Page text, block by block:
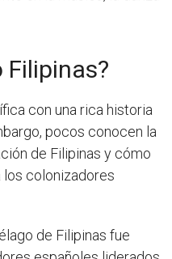
Filipinas?
con una rica historia
pocos conocen la
de Filipinas y cómo
colonizadores
de Filipinas fue